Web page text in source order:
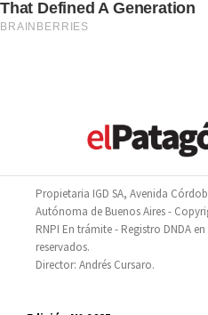
Propietaria IGD SA, Avenida
Autónoma de Buenos Aires -
RNPI En trámite - Registro DNDA
reservados.
Director: Andrés Cursaro.